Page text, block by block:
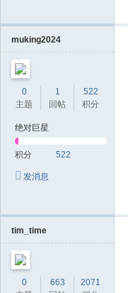
muking2024
0
主题
1
回帖
522
积分
绝对巨星
积分 522
发消息
tim_time
0
663
2071